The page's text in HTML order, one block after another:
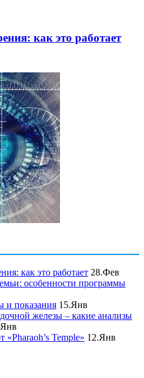
как это работает
как это работает 28.Фев
особенности программы
и показания 15.Янв
железы – какие анализы
Temple» 12.Янв